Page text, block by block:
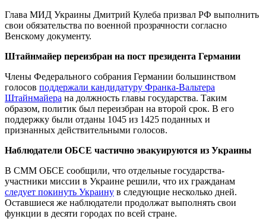
Глава МИД Украины Дмитрий Кулеба призвал РФ выполнить
свои обязательства по военной прозрачности согласно
Венскому документу.
Штайнмайер переизбран на пост президента Германии
Члены Федерального собрания Германии большинством
голосов поддержали кандидатуру Франка-Вальтера
Штайнмайера на должность главы государства. Таким
образом, политик был переизбран на второй срок. В его
поддержку были отданы 1045 из 1425 поданных и
признанных действительными голосов.
Наблюдатели ОБСЕ частично эвакуируются из Украины
В СММ ОБСЕ сообщили, что отдельные государства-
участники миссии в Украине решили, что их гражданам
следует покинуть Украину в следующие несколько дней.
Оставшиеся же наблюдатели продолжат выполнять свои
функции в десяти городах по всей стране.